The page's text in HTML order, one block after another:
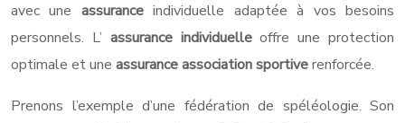
avec une assuranceindividuelle adaptée à vos besoins
personnels. L’ assurance individuelleoffre une protection
optimale et une assurance association sportiverenforcée.
Prenons l’exemple d’une fédération de spéléologie. Son